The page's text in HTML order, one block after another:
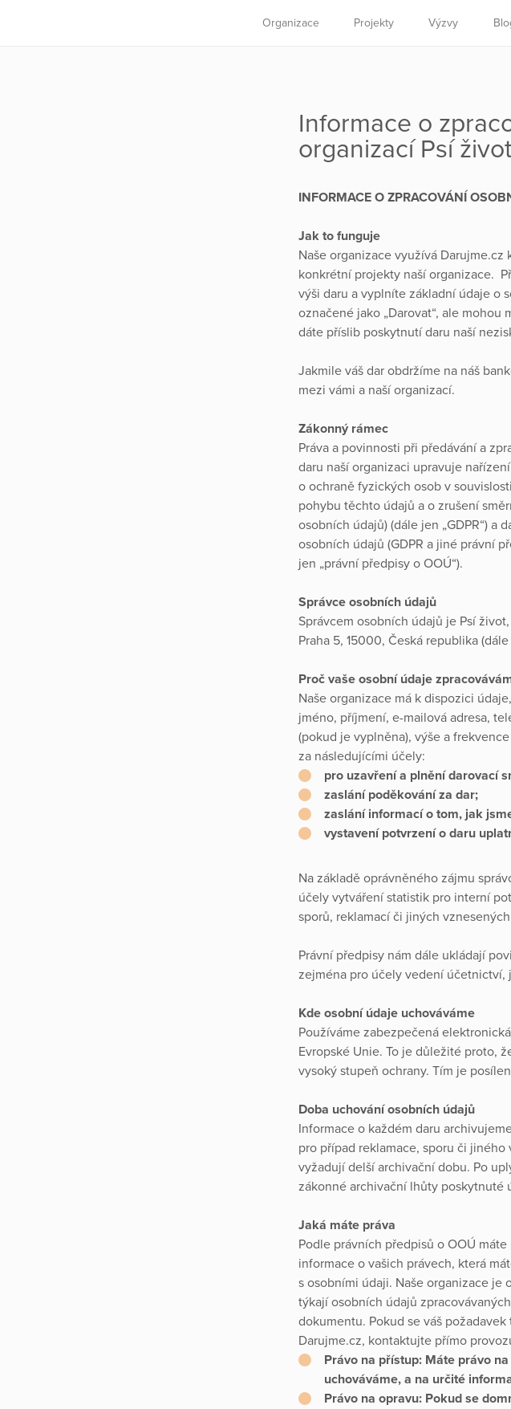
Organizace Projekty Výzvy
Informace o
organizací Psí
INFORMACE O ZPRACOVÁNÍ
Jak to funguje
Naše organizace využívá
konkrétní projekty naší organizace.
výši daru a vyplníte základní údaje o
označené jako „Darovat“, ale mohou
dáte příslib poskytnutí daru naší
Jakmile váš dar obdržíme na náš
mezi vámi a naší organizací.
Zákonný rámec
Práva a povinnosti při předávání a
daru naší organizaci upravuje
o ochraně fyzických osob v
pohybu těchto údajů a o zrušení
osobních údajů) (dále jen „GDPR“) a
osobních údajů (GDPR a jiné právní
jen „právní předpisy o OOÚ“).
Správce osobních údajů
Správcem osobních údajů je Psí
Praha 5, 15000, Česká republika
Proč vaše osobní údaje
Naše organizace má k dispozici
jméno, příjmení, e-mailová adresa,
(pokud je vyplněna), výše a
za následujícími účely:
pro uzavření a plnění darovací
zaslání poděkování za dar;
zaslání informací o tom, jak
vystavení potvrzení o daru
Na základě oprávněného zájmu
účely vytváření statistik pro interní
sporů, reklamací či jiných
Právní předpisy nám dále ukládají
zejména pro účely vedení účetnictví,
Kde osobní údaje uchováváme
Používáme zabezpečená
Evropské Unie. To je důležité proto,
vysoký stupeň ochrany. Tím je
Doba uchování osobních údajů
Informace o každém daru
pro případ reklamace, sporu či
vyžadují delší archivační dobu. Po
zákonné archivační lhůty poskytnuté
Jaká máte práva
Podle právních předpisů o OOÚ
informace o vašich právech, která
s osobními údaji. Naše organizace je
týkají osobních údajů
dokumentu. Pokud se váš
Darujme.cz, kontaktujte přímo
Právo na přístup: Máte právo
uchováváme, a na určité
Právo na opravu: Pokud se